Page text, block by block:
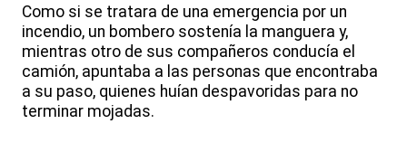
Como si se tratara de una emergencia por un
incendio, un bombero sostenía la manguera y,
mientras otro de sus compañeros conducía el
camión, apuntaba a las personas que encontraba
a su paso, quienes huían despavoridas para no
terminar mojadas.